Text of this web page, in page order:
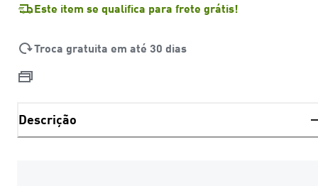
Este item se qualifica para frete grátis!
Troca gratuita em até 30 dias
Descrição